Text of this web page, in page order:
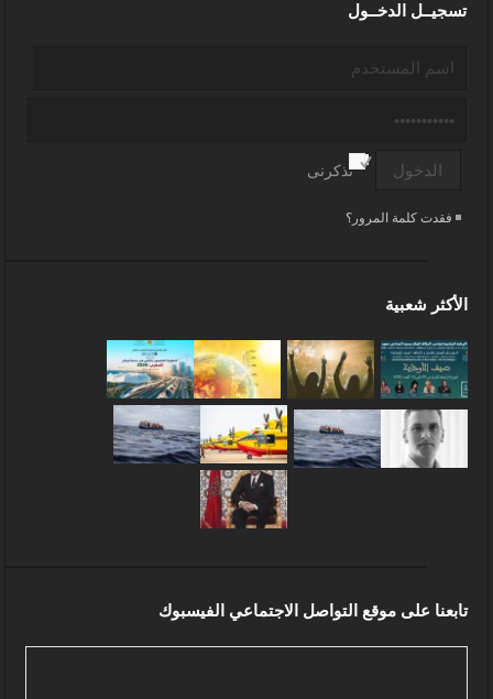
تسجيــل الدخــول
تذكرنى
فقدت كلمة المرور؟
الأكثر شعبية
تابعنا على موقع التواصل الاجتماعي الفيسبوك